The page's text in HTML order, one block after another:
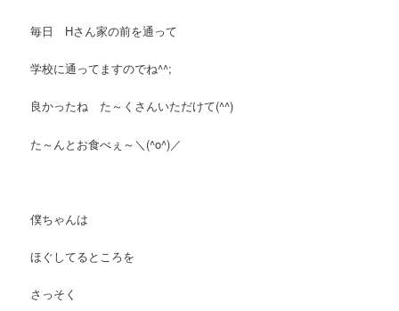
毎日 Hさん家の前を通って
学校に通ってますのでね^^;
良かったね た～くさんいただけて(^^)
た～んとお食べぇ～＼(^o^)／
僕ちゃんは
ほぐしてるところを
さっそく